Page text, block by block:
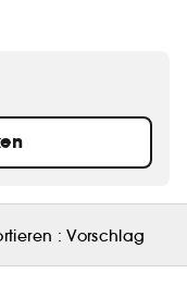
:Vorschlag